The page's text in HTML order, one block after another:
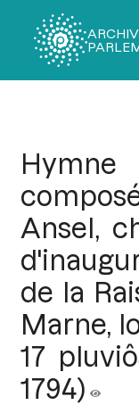
Ansel,
de la
Marne,
17
1794)